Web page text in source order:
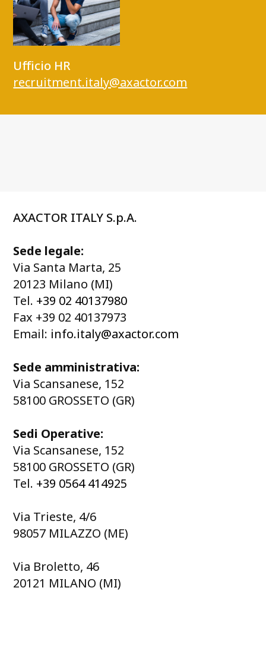
Ufficio HR
recruitment.italy@axactor.com
AXACTOR ITALY S.p.A.
Sede legale:
Via Santa Marta, 25
20123 Milano (MI)
Tel. +39 02 40137980
Fax +39 02 40137973
Email: info.italy@axactor.com
Sede amministrativa:
Via Scansanese, 152
58100 GROSSETO (GR)
Sedi Operative:
Via Scansanese, 152
58100 GROSSETO (GR)
Tel. +39 0564 414925
Via Trieste, 4/6
98057 MILAZZO (ME)
Via Broletto, 46
20121 MILANO (MI)